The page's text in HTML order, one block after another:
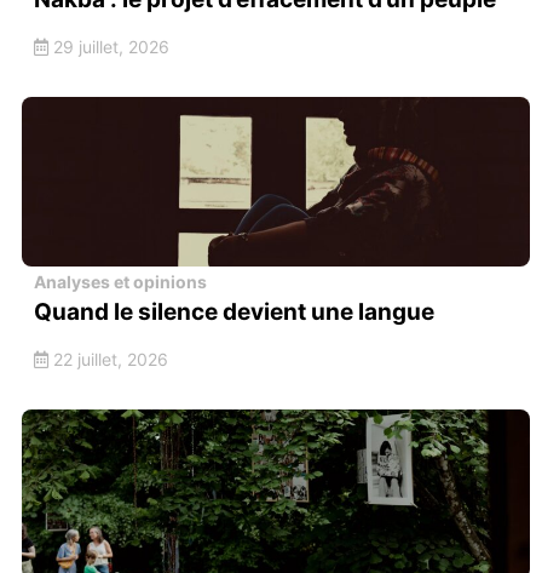
29 juillet, 2026
Analyses et opinions
Quand le silence devient une langue
22 juillet, 2026